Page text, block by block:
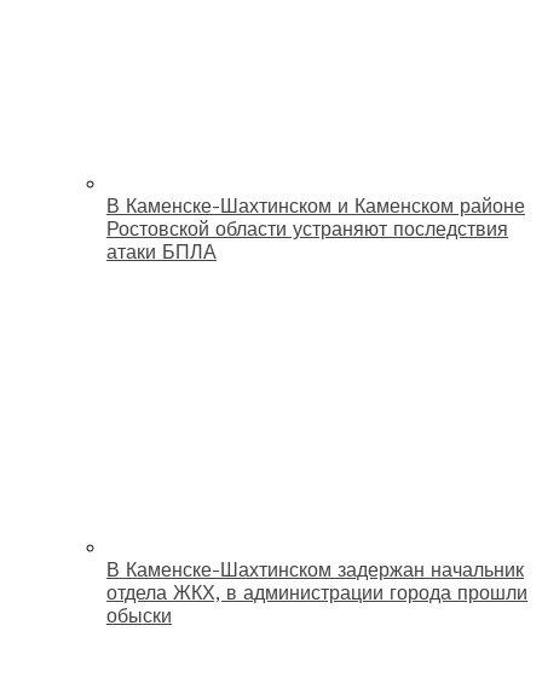
В Каменске-Шахтинском и Каменском районе
Ростовской области устраняют последствия
атаки БПЛА
В Каменске-Шахтинском задержан начальник
отдела ЖКХ, в администрации города прошли
обыски